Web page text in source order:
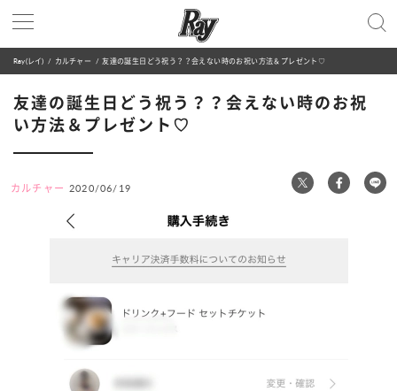
Ray(レイ) カルチャー 友達の誕生日どう祝う？？会えない時のお祝い方法＆プレゼント♡
友達の誕生日どう祝う？？会えない時のお祝
い方法＆プレゼント♡
カルチャー 2020/06/19